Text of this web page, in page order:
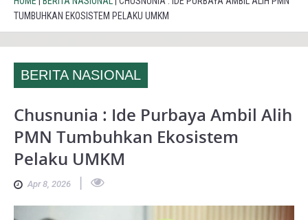
TUMBUHKAN EKOSISTEM PELAKU UMKM
BERITA NASIONAL
Chusnunia : Ide Purbaya Ambil Alih
PMN Tumbuhkan Ekosistem
Pelaku UMKM
Apr 8, 2026